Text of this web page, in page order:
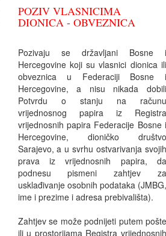
POZIV VLASNICIMA
DIONICA - OBVEZNICA
Pozivaju se državljani Bosne i
Hercegovine koji su vlasnici dionica ili
obveznica u Federaciji Bosne i
Hercegovine, a nisu nikada dobili
Potvrdu o stanju na računu
vrijednosnog papira iz Registra
vrijednosnih papira Federacije Bosne i
Hercegovine, dioničko društvo
Sarajevo, a u svrhu ostvarivanja svojih
prava iz vrijednosnih papira, da
podnesu pismeni zahtjev za
usklađivanje osobnih podataka (JMBG,
ime i prezime i adresa prebivališta).
Zahtjev se može podnijeti putem pošte
ili u prostorijama Registra vrijednosnih